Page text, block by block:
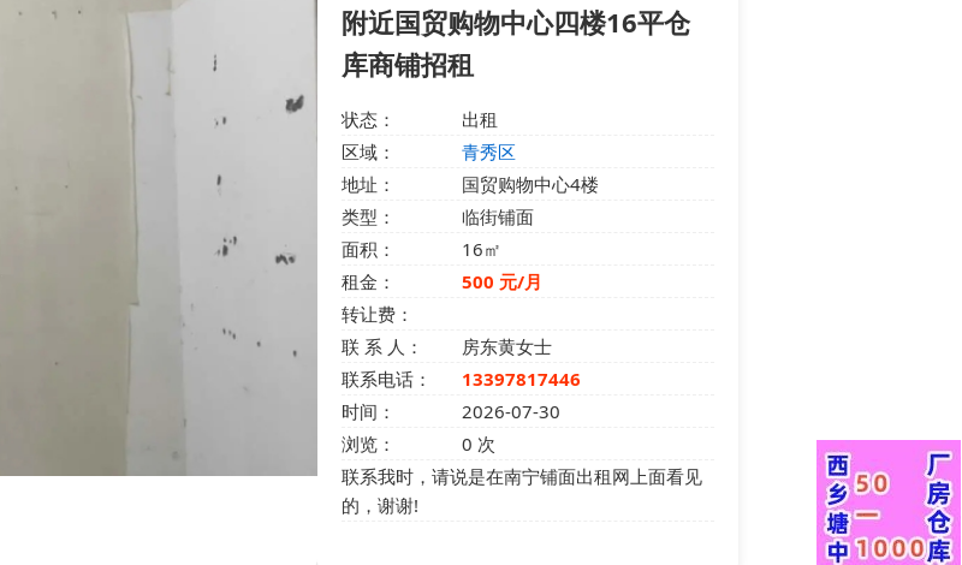
附近国贸购物中心四楼16平仓
库商铺招租
状态：
出租
区域：
青秀区
地址：
国贸购物中心4楼
类型：
临街铺面
面积：
16㎡
租金：
500 元/月
转让费：
联 系 人：
房东黄女士
联系电话：
13397817446
时间：
2026-07-30
浏览：
0 次
联系我时，请说是在南宁铺面出租网上面看见
的，谢谢!